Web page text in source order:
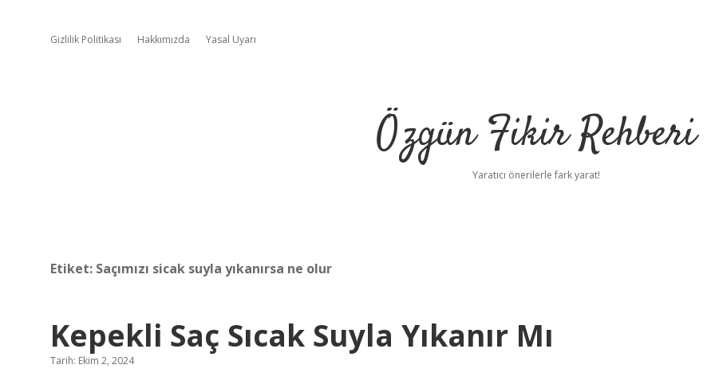
Gizlilik Politikası Hakkımızda Yasal Uyarı
Özgün Fikir Rehberi
Yaratıcı önerilerle fark yarat!
Etiket: Saçımızı sicak suyla yıkanırsa ne olur
Kepekli Saç Sıcak Suyla Yıkanır Mı
Tarih: Ekim 2, 2024